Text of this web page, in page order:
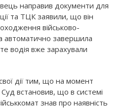
направив документи для
та ТЦК заявили, що він
військово-
автоматично завершила
водія вже зарахували
дії тим, що на момент
встановив, що в системі
знав про наявність